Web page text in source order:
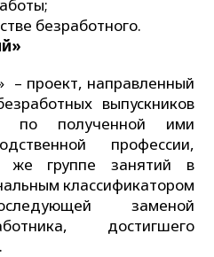
безработного.
– проект, направленный
выпускников
по полученной ими
профессии,
же группе занятий в
классификатором
заменой
достигшего